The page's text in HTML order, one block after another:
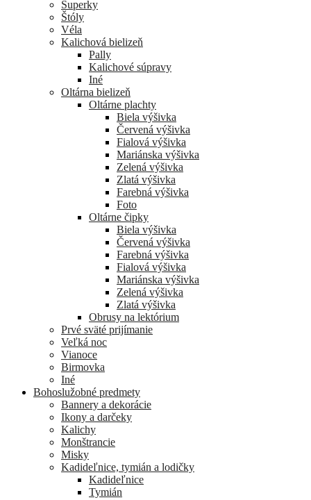
Superky
Štóly
Véla
Kalichová bielizeň
Pally
Kalichové súpravy
Iné
Oltárna bielizeň
Oltárne plachty
Biela výšivka
Červená výšivka
Fialová výšivka
Mariánska výšivka
Zelená výšivka
Zlatá výšivka
Farebná výšivka
Foto
Oltárne čipky
Biela výšivka
Červená výšivka
Farebná výšivka
Fialová výšivka
Mariánska výšivka
Zelená výšivka
Zlatá výšivka
Obrusy na lektórium
Prvé sväté prijímanie
Veľká noc
Vianoce
Birmovka
Iné
Bohoslužobné predmety
Bannery a dekorácie
Ikony a darčeky
Kalichy
Monštrancie
Misky
Kadideľnice, tymián a lodičky
Kadideľnice
Tymián